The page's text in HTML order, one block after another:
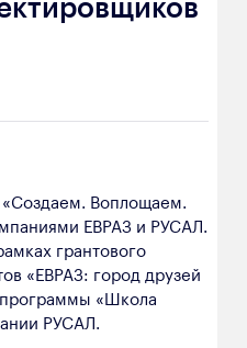
материалов
сайта — Мэйк
Воплощаем.
ЕВРАЗ и РУСАЛ.
грантового
«ЕВРАЗ: город друзей
«Школа
РУСАЛ.